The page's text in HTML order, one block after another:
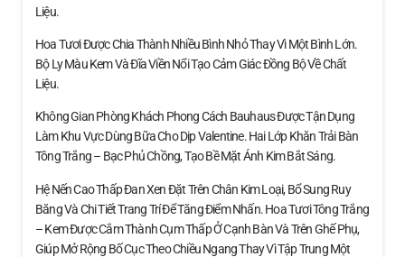
Liệu.
Hoa Tươi Được Chia Thành Nhiều Bình Nhỏ Thay Vì Một Bình Lớn.
Bộ Ly Màu Kem Và Đĩa Viền Nổi Tạo Cảm Giác Đồng Bộ Về Chất
Liệu.
Không Gian Phòng Khách Phong Cách Bauhaus Được Tận Dụng
Làm Khu Vực Dùng Bữa Cho Dịp Valentine. Hai Lớp Khăn Trải Bàn
Tông Trắng – Bạc Phủ Chồng, Tạo Bề Mặt Ánh Kim Bắt Sáng.
Hệ Nến Cao Thấp Đan Xen Đặt Trên Chân Kim Loại, Bổ Sung Ruy
Băng Và Chi Tiết Trang Trí Để Tăng Điểm Nhấn. Hoa Tươi Tông Trắng
– Kem Được Cắm Thành Cụm Thấp Ở Cạnh Bàn Và Trên Ghế Phụ,
Giúp Mở Rộng Bố Cục Theo Chiều Ngang Thay Vì Tập Trung Một